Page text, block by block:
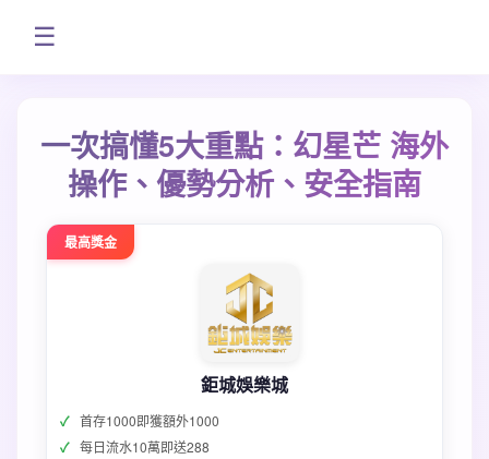
☰
一次搞懂5大重點：幻星芒 海外
操作、優勢分析、安全指南
最高獎金
鉅城娛樂城
首存1000即獲額外1000
每日流水10萬即送288